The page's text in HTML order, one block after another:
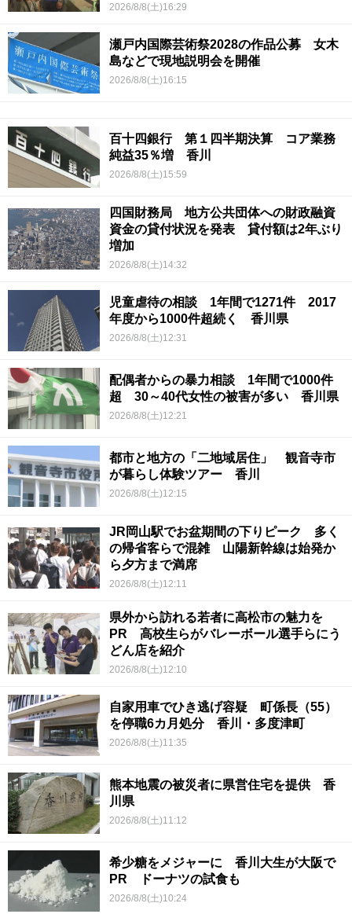
2026/8/8(土)16:29
瀬戸内国際芸術祭2028の作品公募 女木
島などで現地説明会を開催
2026/8/8(土)16:15
百十四銀行 第１四半期決算 コア業務
純益35％増 香川
2026/8/8(土)15:59
四国財務局 地方公共団体への財政融資
資金の貸付状況を発表 貸付額は2年ぶり
増加
2026/8/8(土)14:32
児童虐待の相談 1年間で1271件 2017
年度から1000件超続く 香川県
2026/8/8(土)12:31
配偶者からの暴力相談 1年間で1000件
超 30～40代女性の被害が多い 香川県
2026/8/8(土)12:21
都市と地方の「二地域居住」 観音寺市
が暮らし体験ツアー 香川
2026/8/8(土)12:15
JR岡山駅でお盆期間の下りピーク 多く
の帰省客らで混雑 山陽新幹線は始発か
ら夕方まで満席
2026/8/8(土)12:11
県外から訪れる若者に高松市の魅力を
PR 高校生らがバレーボール選手らにう
どん店を紹介
2026/8/8(土)12:10
自家用車でひき逃げ容疑 町係長（55）
を停職6カ月処分 香川・多度津町
2026/8/8(土)11:35
熊本地震の被災者に県営住宅を提供 香
川県
2026/8/8(土)11:12
希少糖をメジャーに 香川大生が大阪で
PR ドーナツの試食も
2026/8/8(土)10:24